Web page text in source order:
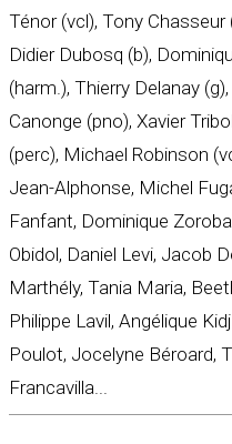
Ténor (vcl), Tony
Didier Dubosq (b),
(harm.), Thierry Delanay
Canonge (pno), Xavier
(perc), Michael Robinson
Jean-Alphonse, Michel
Fanfant, Dominique
Obidol, Daniel Levi, Jacob
Marthély, Tania Maria,
Philippe Lavil, Angélique
Poulot, Jocelyne Béroard,
Francavilla...